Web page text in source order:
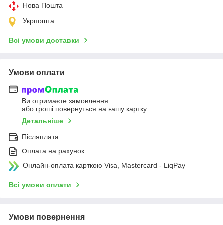
Нова Пошта
Укрпошта
Всі умови доставки
Умови оплати
Ви отримаєте замовлення
або гроші повернуться на вашу картку
Детальніше
Післяплата
Оплата на рахунок
Онлайн-оплата карткою Visa, Mastercard - LiqPay
Всі умови оплати
Умови повернення